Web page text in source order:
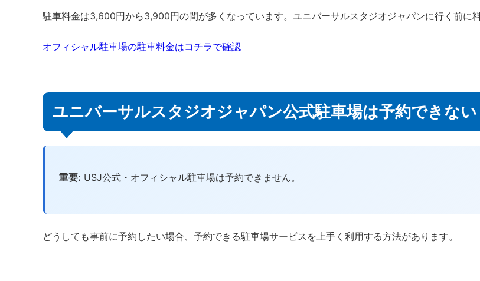
駐車料金は3,600円から3,900円の間が多くなっています。ユニバーサルスタジオジャパンに行く前に
オフィシャル駐車場の駐車料金はコチラで確認
ユニバーサルスタジオジャパン公式駐車場は予約できない
重要: USJ公式・オフィシャル駐車場は予約できません。
どうしても事前に予約したい場合、予約できる駐車場サービスを上手く利用する方法があります。